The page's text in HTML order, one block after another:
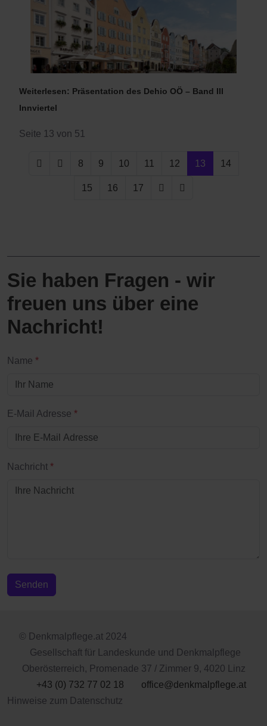
Weiterlesen: Präsentation des Dehio OÖ – Band III
Innviertel
Seite 13 von 51
8 9 10 11 12 13 14
15 16 17
Sie haben Fragen - wir
freuen uns über eine
Nachricht!
Name *
E-Mail Adresse *
Nachricht *
Senden
© Denkmalpflege.at 2024
Gesellschaft für Landeskunde und Denkmalpflege
Oberösterreich, Promenade 37 / Zimmer 9, 4020 Linz
+43 (0) 732 77 02 18
office@denkmalpflege.at
Hinweise zum Datenschutz